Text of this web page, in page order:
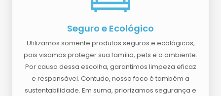
Seguro e Ecológico
Utilizamos somente produtos seguros e ecológicos,
pois visamos proteger sua família, pets e o ambiente.
Por causa dessa escolha, garantimos limpeza eficaz
e responsável. Contudo, nosso foco é também a
sustentabilidade. Em suma, priorizamos segurança e